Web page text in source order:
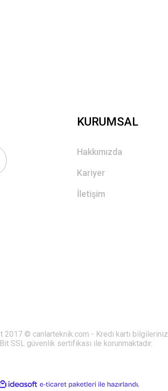
KURUMSAL
Hakkımızda
Kariyer
İletişim
2017 © canlarteknik.com - Kredi kartı bilgileriniz
SSL güvenlik sertifikası ile korunmaktadır.
ideasoft
e-